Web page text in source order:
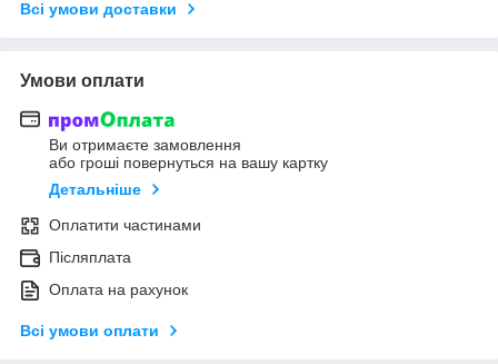
Всі умови доставки
Умови оплати
Ви отримаєте замовлення
або гроші повернуться на вашу картку
Детальніше
Оплатити частинами
Післяплата
Оплата на рахунок
Всі умови оплати